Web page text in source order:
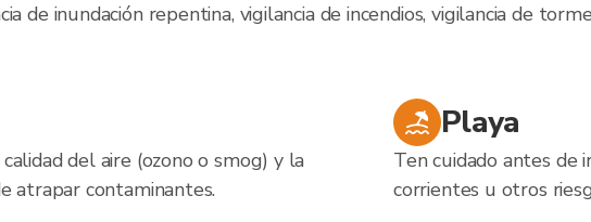
de inundación repentina, vigilancia de incendios, vigilancia de
del aire (ozono o smog) y la
atrapar contaminantes.
Playa
Ten cuidado antes de
corrientes u otros